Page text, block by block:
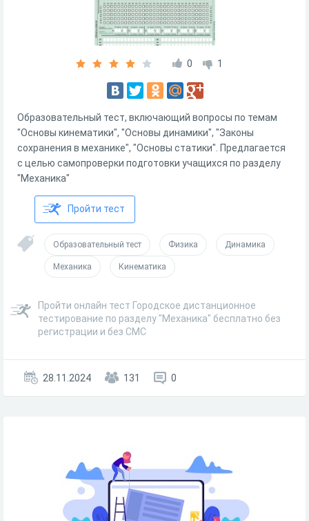
0 1
Образовательный тест, включающий вопросы по темам
"Основы кинематики", "Основы динамики", "Законы
сохранения в механике", "Основы статики". Предлагается
с целью самопроверки подготовки учащихся по разделу
"Механика"
Пройти тест
Образовательный тест Физика Динамика
Механика Кинематика
Пройти онлайн тест Городское дистанционное
тестирование по разделу "Механика" бесплатно без
регистрации и без СМС
28.11.2024 131 0